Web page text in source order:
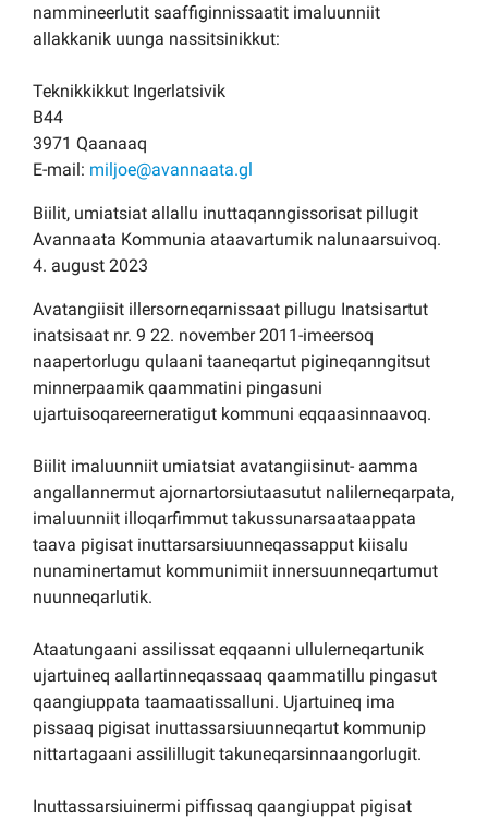
nammineerlutit saaffiginnissaatit imaluunniit
allakkanik uunga nassitsinikkut:
Teknikkikkut Ingerlatsivik
B44
3971 Qaanaaq
E-mail: miljoe@avannaata.gl
Biilit, umiatsiat allallu inuttaqanngissorisat pillugit
Avannaata Kommunia ataavartumik nalunaarsuivoq.
4. august 2023
Avatangiisit illersorneqarnissaat pillugu Inatsisartut
inatsisaat nr. 9 22. november 2011-imeersoq
naapertorlugu qulaani taaneqartut pigineqanngitsut
minnerpaamik qaammatini pingasuni
ujartuisoqareerneratigut kommuni eqqaasinnaavoq.
Biilit imaluunniit umiatsiat avatangiisinut- aamma
angallannermut ajornartorsiutaasutut nalilerneqarpata,
imaluunniit illoqarfimmut takussunarsaataappata
taava pigisat inuttarsarsiuunneqassapput kiisalu
nunaminertamut kommunimiit innersuunneqartumut
nuunneqarlutik.
Ataatungaani assilissat eqqaanni ullulerneqartunik
ujartuineq aallartinneqassaaq qaammatillu pingasut
qaangiuppata taamaatissalluni. Ujartuineq ima
pissaaq pigisat inuttassarsiuunneqartut kommunip
nittartagaani assilillugit takuneqarsinnaangorlugit.
Inuttassarsiuinermi piffissaq qaangiuppat pigisat